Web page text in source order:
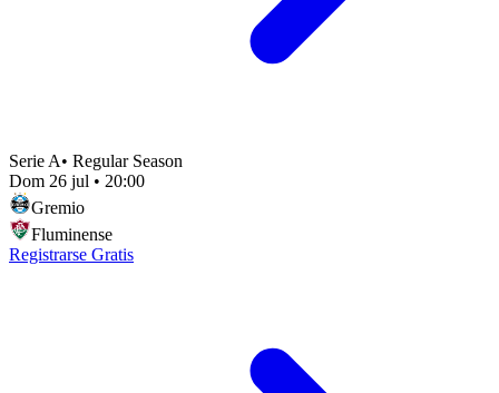
Serie A• Regular Season
Dom 26 jul • 20:00
Gremio
Fluminense
Registrarse Gratis